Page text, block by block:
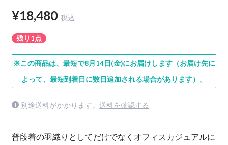
¥18,480 税込
残り1点
※この商品は、最短で8月14日(金)にお届けします（お届け先に
よって、最短到着日に数日追加される場合があります）。
別途送料がかかります。 送料を確認する
普段着の羽織りとしてだけでなくオフィスカジュアルに